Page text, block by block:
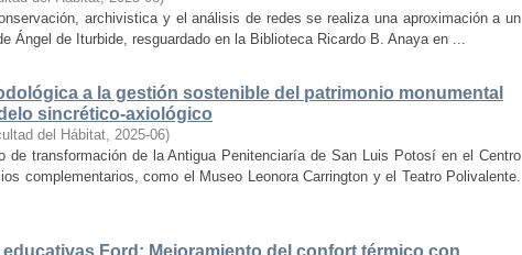
archivistica y el análisis de redes se realiza una aproximación a un
Ángel de Iturbide, resguardado en la Biblioteca Ricardo B. Anaya en ...
a la gestión sostenible del patrimonio monumental
sincrético-axiológico
del Hábitat, 2025-06)
de transformación de la Antigua Penitenciaría de San Luis Potosí en el Centro
complementarios, como el Museo Leonora Carrington y el Teatro Polivalente.
Ford: Mejoramiento del confort térmico con